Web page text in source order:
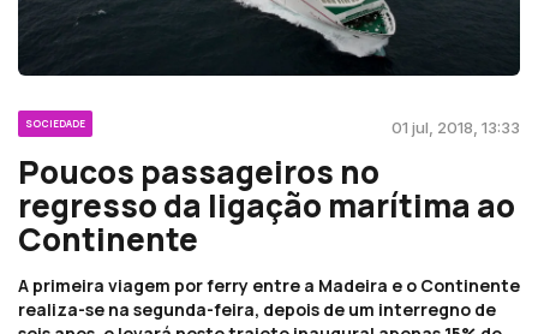
SOCIEDADE 01 jul, 2018, 13:33
Poucos passageiros no
regresso da ligação marítima ao
Continente
A primeira viagem por ferry entre a Madeira e o Continente
realiza-se na segunda-feira, depois de um interregno de